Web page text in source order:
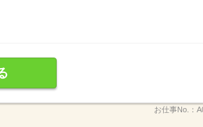
お仕事No.：